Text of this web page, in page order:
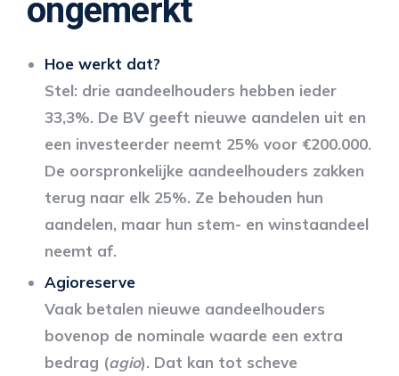
ongemerkt
Hoe werkt dat?
Stel: drie aandeelhouders hebben ieder
33,3%. De BV geeft nieuwe aandelen uit en
een investeerder neemt 25% voor €200.000.
De oorspronkelijke aandeelhouders zakken
terug naar elk 25%. Ze behouden hun
aandelen, maar hun stem- en winstaandeel
neemt af.
Agioreserve
Vaak betalen nieuwe aandeelhouders
bovenop de nominale waarde een extra
bedrag (agio). Dat kan tot scheve